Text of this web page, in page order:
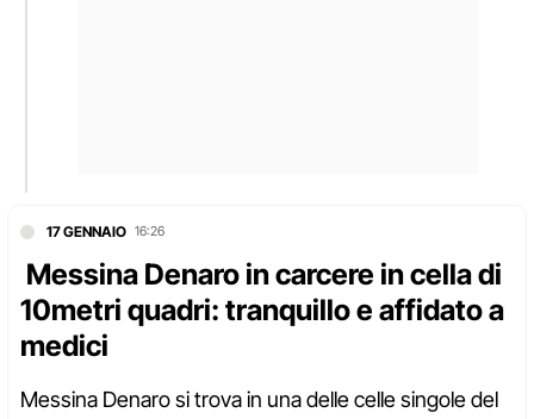
17 GENNAIO 16:26
Messina Denaro in carcere in cella di
10metri quadri: tranquillo e affidato a
medici
Messina Denaro si trova in una delle celle singole del